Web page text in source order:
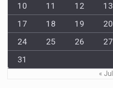
10
11 12 13
17
18 19 20
24
25 26 27
31
« Jul